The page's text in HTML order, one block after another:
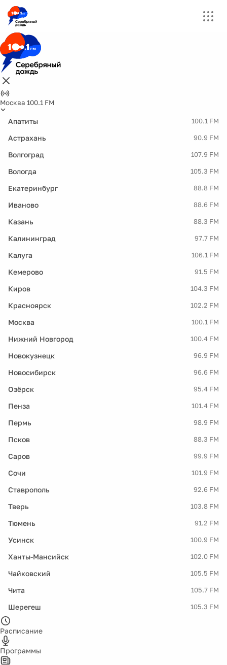
Москва 100.1 FM
Апатиты 100.1 FM
Астрахань 90.9 FM
Волгоград 107.9 FM
Вологда 105.3 FM
Екатеринбург 88.8 FM
Иваново 88.6 FM
Казань 88.3 FM
Калининград 97.7 FM
Калуга 106.1 FM
Кемерово 91.5 FM
Киров 104.3 FM
Красноярск 102.2 FM
Москва 100.1 FM
Нижний Новгород 100.4 FM
Новокузнецк 96.9 FM
Новосибирск 96.6 FM
Озёрск 95.4 FM
Пенза 101.4 FM
Пермь 98.9 FM
Псков 88.3 FM
Саров 99.9 FM
Сочи 101.9 FM
Ставрополь 92.6 FM
Тверь 103.8 FM
Тюмень 91.2 FM
Усинск 100.9 FM
Ханты-Мансийск 102.0 FM
Чайковский 105.5 FM
Чита 105.7 FM
Шерегеш 105.3 FM
Расписание
Программы